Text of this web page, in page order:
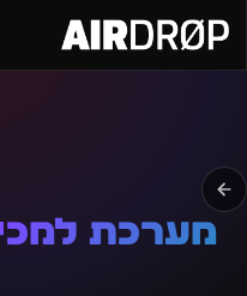
טיפ: אפשר להקליד שם אומן, עיר,
מערכת